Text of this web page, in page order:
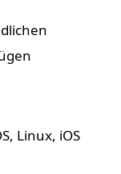
Linux, iOS